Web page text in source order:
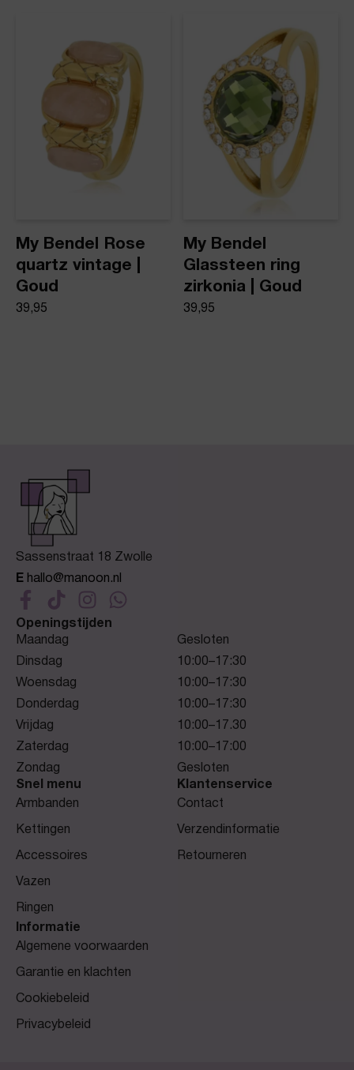
My Bendel Rose
quartz vintage |
Goud
39,95
My Bendel
Glassteen ring
zirkonia | Goud
39,95
Sassenstraat 18 Zwolle
E hallo@manoon.nl
Openingstijden
Maandag
Gesloten
Dinsdag
10:00–17:30
Woensdag
10:00–17:30
Donderdag
10:00–17:30
Vrijdag
10:00–17.30
Zaterdag
10:00–17:00
Zondag
Gesloten
Snel menu
Armbanden
Kettingen
Accessoires
Vazen
Ringen
Klantenservice
Contact
Verzendinformatie
Retourneren
Informatie
Algemene voorwaarden
Garantie en klachten
Cookiebeleid
Privacybeleid